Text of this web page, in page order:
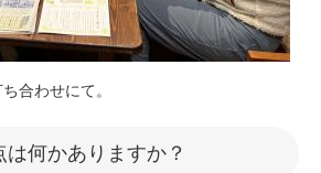
合わせにて。
は何かありますか？